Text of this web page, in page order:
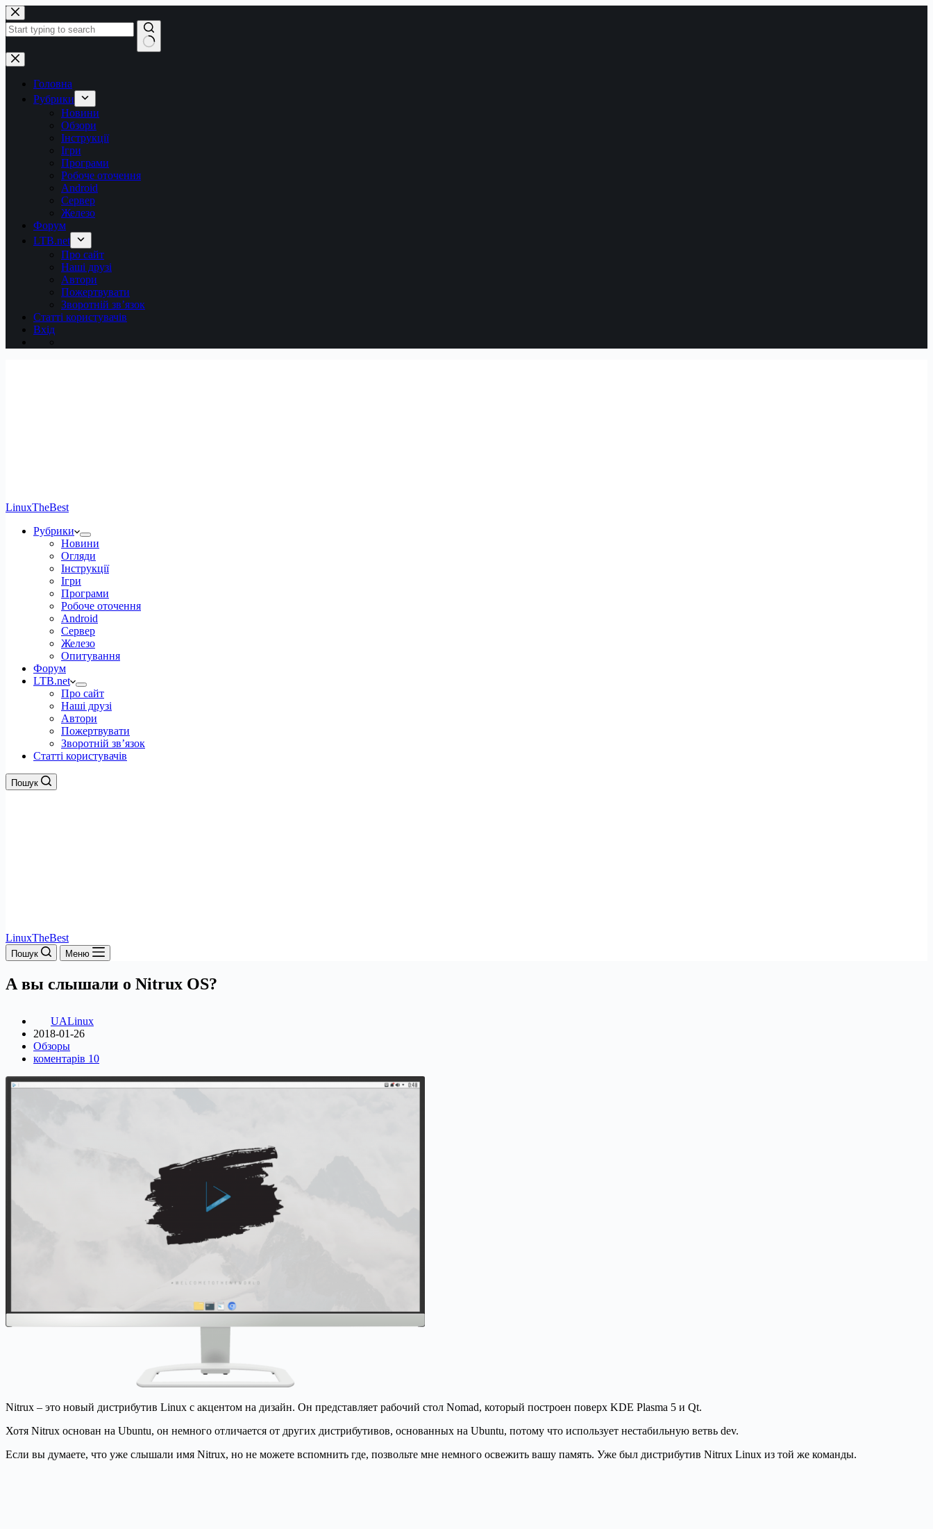
Перейти
до
вмісту
Немає
результатів
Головна
Рубрики
Новини
Обзори
Інструкції
Ігри
Програми
Робоче оточення
Android
Сервер
Железо
Форум
LTB.net
Про сайт
Наші друзі
Автори
Пожертвувати
Зворотній зв’язок
Статті користувачів
Вхід
LinuxTheBest
Рубрики
Новини
Огляди
Інструкції
Ігри
Програми
Робоче оточення
Android
Сервер
Железо
Опитування
Форум
LTB.net
Про сайт
Наші друзі
Автори
Пожертвувати
Зворотній зв’язок
Статті користувачів
Пошук
LinuxTheBest
Пошук Меню
А вы слышали о Nitrux OS?
UALinux
2018-01-26
Обзоры
коментарів 10
Nitrux – это новый дистрибутив Linux с акцентом на дизайн. Он представляет рабочий стол Nomad, который построен поверх KDE Plasma 5 и Qt.
Хотя Nitrux основан на Ubuntu, он немного отличается от других дистрибутивов, основанных на Ubuntu, потому что использует нестабильную ветвь dev.
Если вы думаете, что уже слышали имя Nitrux, но не можете вспомнить где, позвольте мне немного освежить вашу память. Уже был дистрибутив Nitrux Linux из той же команды.